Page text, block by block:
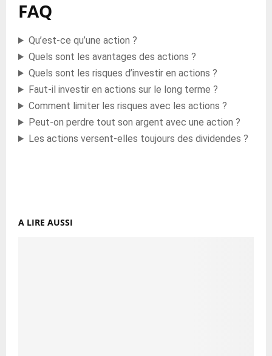
FAQ
Qu’est-ce qu’une action ?
Quels sont les avantages des actions ?
Quels sont les risques d’investir en actions ?
Faut-il investir en actions sur le long terme ?
Comment limiter les risques avec les actions ?
Peut-on perdre tout son argent avec une action ?
Les actions versent-elles toujours des dividendes ?
A LIRE AUSSI